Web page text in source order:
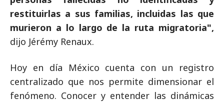
restituirlas a sus familias, incluidas las que
murieron a lo largo de la ruta migratoria",
dijo Jérémy Renaux.
Hoy en día México cuenta con un registro
centralizado que nos permite dimensionar el
fenómeno. Conocer y entender las dinámicas